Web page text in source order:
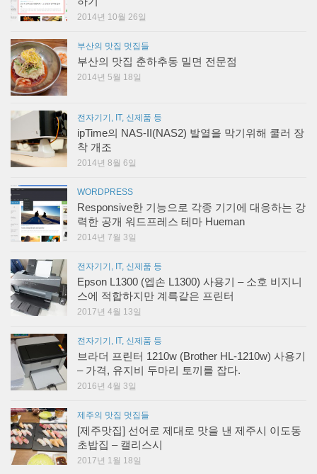
2014년 10월 26일
부산의 맛집 멋집들
부산의 맛집 춘하추동 밀면 전문점
2014년 5월 18일
전자기기, IT, 신제품 등
ipTime의 NAS-II(NAS2) 발열을 막기위해 쿨러 장
착 개조
2014년 8월 6일
WORDPRESS
Responsive한 기능으로 각종 기기에 대응하는 강
력한 공개 워드프레스 테마 Hueman
2014년 7월 3일
전자기기, IT, 신제품 등
Epson L1300 (엡손 L1300) 사용기 – 소호 비지니
스에 적합하지만 계륵같은 프린터
2017년 4월 13일
전자기기, IT, 신제품 등
브라더 프린터 1210w (Brother HL-1210w) 사용기
– 가격, 유지비 두마리 토끼를 잡다.
2016년 4월 3일
제주의 맛집 멋집들
[제주맛집] 선어로 제대로 맛을 낸 제주시 이도동
초밥집 – 캘리스시
2017년 1월 18일